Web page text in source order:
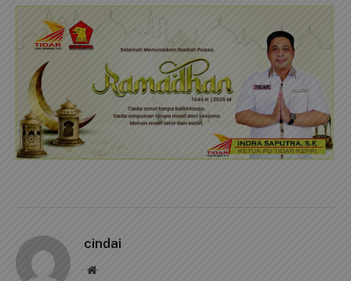
cindai
Website